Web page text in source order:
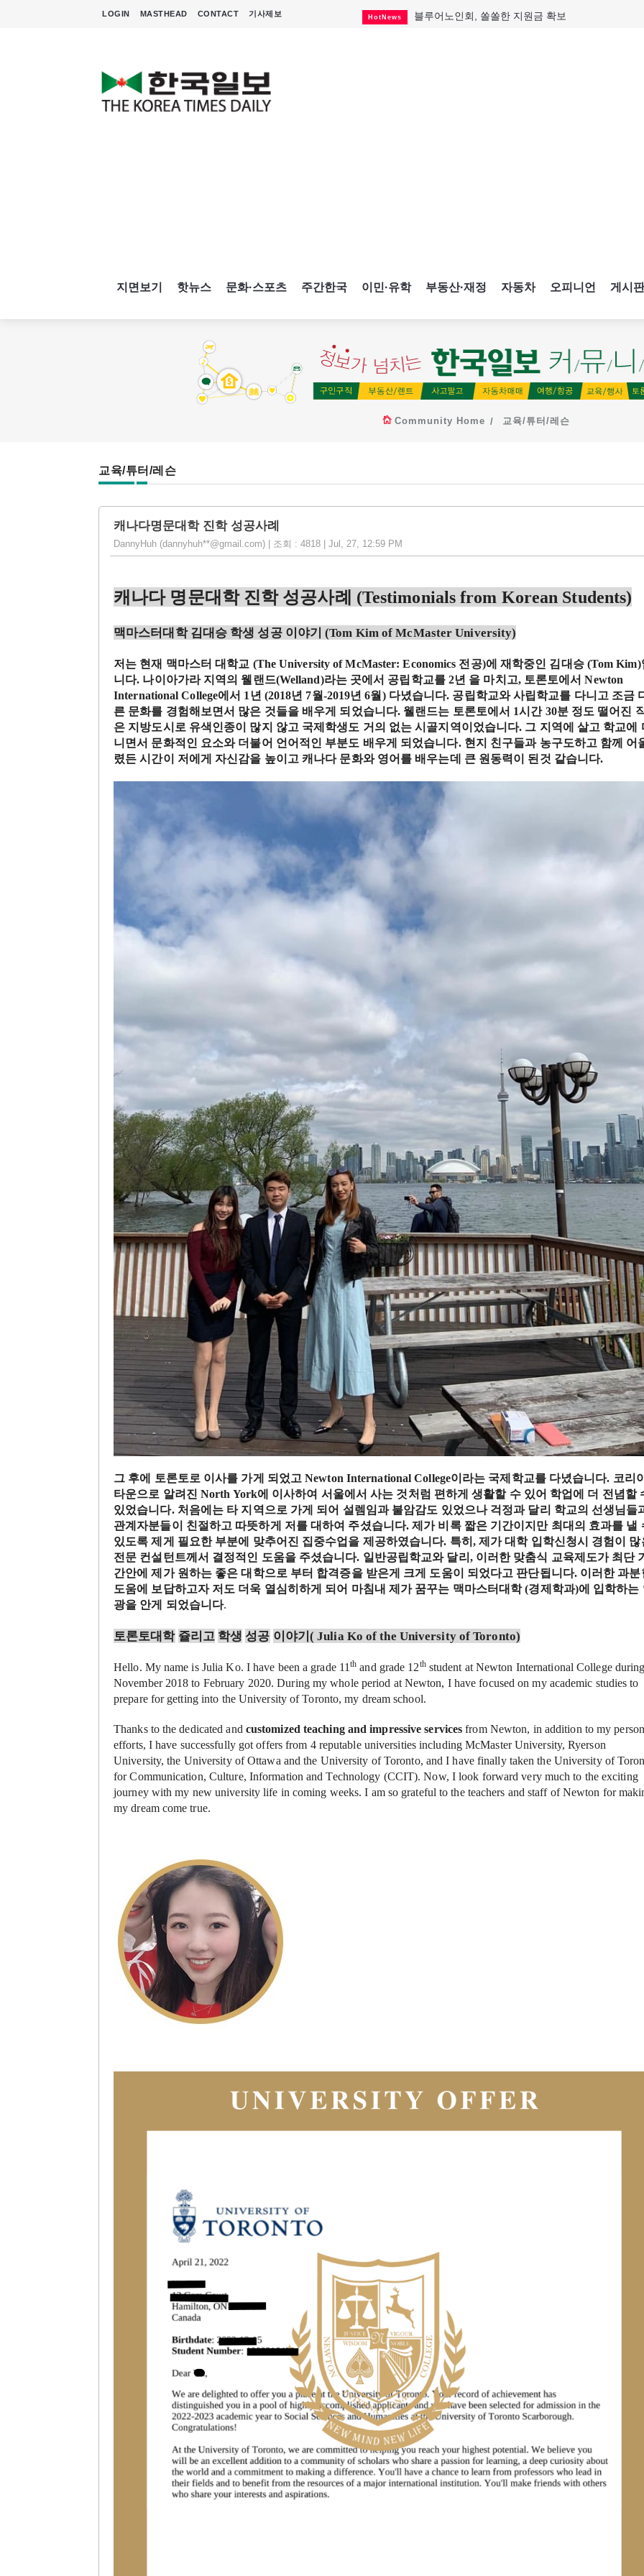
LOGIN MASTHEAD CONTACT 기사제보 HotNews 블루어노인회, 쏠쏠한 지원금 확보
지면보기 핫뉴스 문화·스포츠 주간한국 이민·유학 부동산·재정 자동차 오피니언 게시판
Community Home 교육/튜터/레슨
교육/튜터/레슨
캐나다명문대학 진학 성공사례
DannyHuh (dannyhuh**@gmail.com) | 조회 : 4818 | Jul, 27, 12:59 PM
캐나다 명문대학 진학 성공사례 (Testimonials from Korean Students)
맥마스터대학 김대승 학생 성공 이야기(Tom Kim of McMaster University)
저는 현재 맥마스터 대학교 (The University of McMaster: Economics 전공)에 재학중인 김대승 (Tom Kim)
니다. 나이아가라 지역의 웰랜드(Welland)라는 곳에서 공립학교를 2년 을 마치고, 토론토에서 Newton
International College에서 1년 (2018년 7월-2019년 6월) 다녔습니다. 공립학교와 사립학교를 다니고 조금
른 문화를 경험해보면서 많은 것들을 배우게 되었습니다. 웰랜드는 토론토에서 1시간 30분 정도 떨어진
은 지방도시로 유색인종이 많지 않고 국제학생도 거의 없는 시골지역이었습니다. 그 지역에 살고 학교에
니면서 문화적인 요소와 더불어 언어적인 부분도 배우게 되었습니다. 현지 친구들과 농구도하고 함께 어
렸든 시간이 저에게 자신감을 높이고 캐나다 문화와 영어를 배우는데 큰 원동력이 된것 같습니다.
그 후에 토론토로 이사를 가게 되었고 Newton International College이라는 국제학교를 다녔습니다. 코리
타운으로 알려진 North York에 이사하여 서울에서 사는 것처럼 편하게 생활할 수 있어 학업에 더 전념할
있었습니다. 처음에는 타 지역으로 가게 되어 설렘임과 불암감도 있었으나 걱정과 달리 학교의 선생님들
관계자분들이 친절하고 따뜻하게 저를 대하여 주셨습니다. 제가 비록 짧은 기간이지만 최대의 효과를 낼
있도록 제게 필요한 부분에 맞추어진 집중수업을 제공하였습니다. 특히, 제가 대학 입학신청시 경험이 많
전문 컨설턴트께서 결정적인 도움을 주셨습니다. 일반공립학교와 달리, 이러한 맞춤식 교육제도가 최단 기
간안에 제가 원하는 좋은 대학으로 부터 합격증을 받은게 크게 도움이 되었다고 판단됩니다. 이러한 과분
도움에 보답하고자 저도 더욱 열심히하게 되어 마침내 제가 꿈꾸는 맥마스터대학 (경제학과)에 입학하는
광을 안게 되었습니다.
토론토대학 쥴리고 학생 성공 이야기 ( Julia Ko of the University of Toronto)
Hello. My name is Julia Ko. I have been a grade 11 th and grade 12thstudent at Newton International College during
November 2018 to February 2020. During my whole period at Newton, I have focused on my academic studies to
prepare for getting into the University of Toronto, my dream school.
Thanks to the dedicated and customized teaching and impressive services from Newton, in addition to my
efforts, I have successfully got offers from 4 reputable universities including McMaster University, Ryerson
University, the University of Ottawa and the University of Toronto, and I have finally taken the University of
for Communication, Culture, Information and Technology (CCIT). Now, I look forward very much to the exciting
journey with my new university life in coming weeks. I am so grateful to the teachers and staff of Newton for
my dream come true.